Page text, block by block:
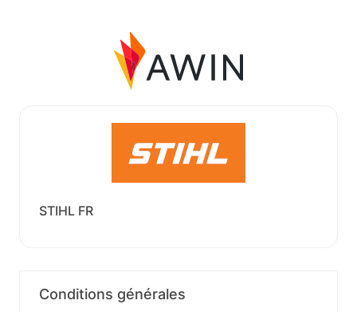
STIHL FR
Conditions générales